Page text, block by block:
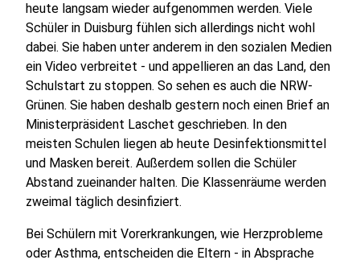
heute langsam wieder aufgenommen werden. Viele
Schüler in Duisburg fühlen sich allerdings nicht wohl
dabei. Sie haben unter anderem in den sozialen Medien
ein Video verbreitet - und appellieren an das Land, den
Schulstart zu stoppen. So sehen es auch die NRW-
Grünen. Sie haben deshalb gestern noch einen Brief an
Ministerpräsident Laschet geschrieben. In den
meisten Schulen liegen ab heute Desinfektionsmittel
und Masken bereit. Außerdem sollen die Schüler
Abstand zueinander halten. Die Klassenräume werden
zweimal täglich desinfiziert.
Bei Schülern mit Vorerkrankungen, wie Herzprobleme
oder Asthma, entscheiden die Eltern - in Absprache